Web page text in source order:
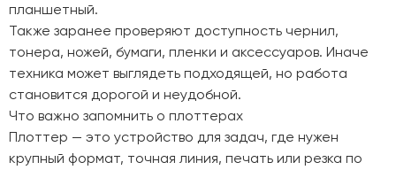
планшетный.
Также заранее проверяют доступность чернил,
тонера, ножей, бумаги, пленки и аксессуаров. Иначе
техника может выглядеть подходящей, но работа
становится дорогой и неудобной.
Что важно запомнить о плоттерах
Плоттер — это устройство для задач, где нужен
крупный формат, точная линия, печать или резка по